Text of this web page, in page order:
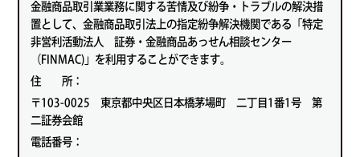
金融商品取引業業務に関する苦情及び紛争・トラブルの解決措
置として、金融商品取引法上の指定紛争解決機関である「特定
非営利活動法人 証券・金融商品あっせん相談センター
（FINMAC)」を利用することができます。
住 所：
〒103-0025 東京都中央区日本橋茅場町 二丁目1番1号 第
二証券会館
電話番号：